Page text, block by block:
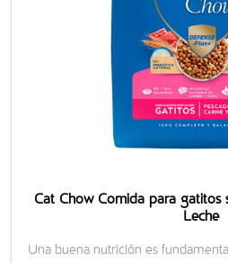
Cat Chow Comida para gatitos
Leche
Una buena nutrición es